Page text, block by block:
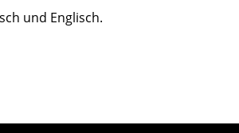
und Englisch.